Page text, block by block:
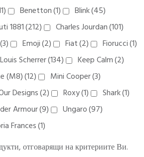
Benetton(1) Blink(45)
1881(212) Charles Jourdan(101)
(3) Emoji(2) Fiat(2) Fiorucci(1)
Scherrer(134) Keep Calm(2)
(M8)(12) Mini Cooper(3)
Designs(2) Roxy(1) Shark(1)
Armour(9) Ungaro(97)
Frances(1)
отговарящи на критериите Ви.